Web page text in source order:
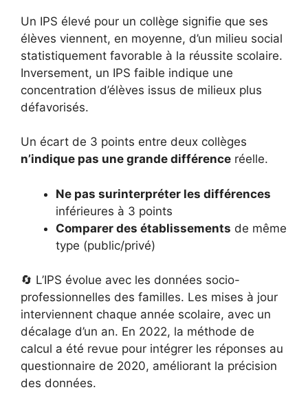
Un IPS élevé pour un collège signifie que ses
élèves viennent, en moyenne, d’un milieu social
statistiquement favorable à la réussite scolaire.
Inversement, un IPS faible indique une
concentration d’élèves issus de milieux plus
défavorisés.
Un écart de 3 points entre deux collèges
n’indique pas une grande différence réelle.
Ne pas surinterpréter les différences
inférieures à 3 points
Comparer des établissements de même
type (public/privé)
🔄 L’IPS évolue avec les données socio-
professionnelles des familles. Les mises à jour
interviennent chaque année scolaire, avec un
décalage d’un an. En 2022, la méthode de
calcul a été revue pour intégrer les réponses au
questionnaire de 2020, améliorant la précision
des données.